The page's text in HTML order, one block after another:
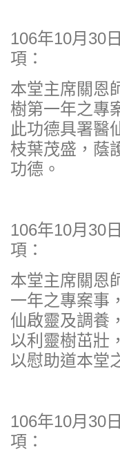
106年10月30
項：
本堂主席關恩
樹第一年之專
此功德具署醫
枝葉茂盛，蔭
功德。
106年10月30
項：
本堂主席關恩
一年之專案事
仙啟靈及調養
以利靈樹茁壯
以慰助道本堂
106年10月30
項：